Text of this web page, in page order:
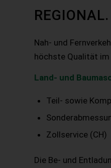
Nah- und
höchste Qualität im
Land- und
Teil- sowie
Zollservice (CH)
Die Be- und